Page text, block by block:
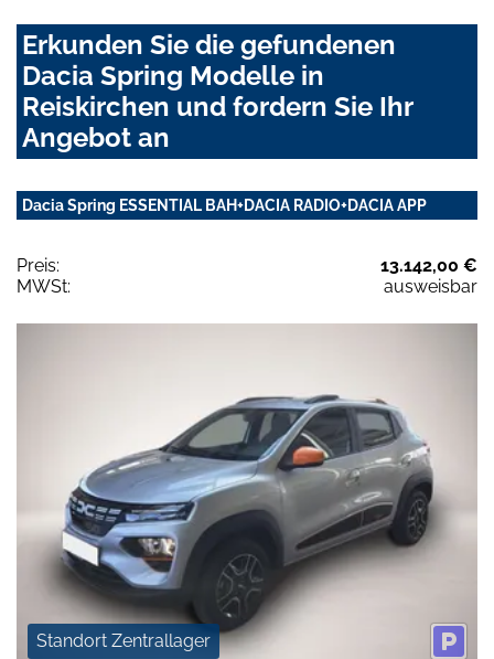
Erkunden Sie die gefundenen
Dacia Spring Modelle in
Reiskirchen und fordern Sie Ihr
Angebot an
Dacia Spring ESSENTIAL BAH+DACIA RADIO+DACIA APP
Preis:
13.142,00 €
MWSt:
ausweisbar
Standort Zentrallager